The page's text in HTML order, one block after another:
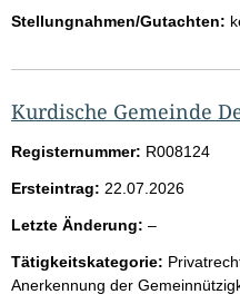
Stellungnahmen/Gutachten:
Kurdische Gemeinde
Registernummer: R008124
Ersteintrag: 22.07.2026
Letzte Änderung: –l
e
r
Tätigkeitskategorie:
Anerkennung der